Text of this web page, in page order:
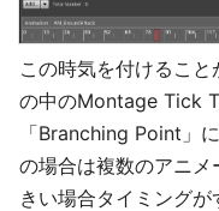
この時気を付けるこ
の中のMontage Tick
「Branching Point」
の場合は複数のアニ
きい場合タイミング